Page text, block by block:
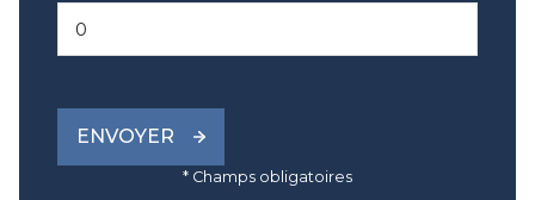
ENVOYER
* Champs obligatoires